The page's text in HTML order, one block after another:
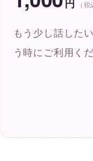
円 （税
もう少し話した
う時にご利用くだ